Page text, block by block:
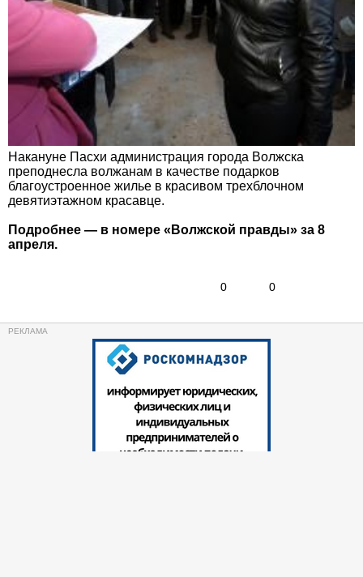
Накануне Пасхи администрация города Волжска
преподнесла волжанам в качестве подарков
благоустроенное жилье в красивом трехблочном
девятиэтажном красавце.
Подробнее — в номере «Волжской правды» за 8
апреля.
0 0